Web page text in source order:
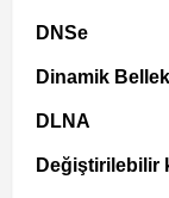
DNSe
Dinamik Bellek
DLNA
Değiştirilebilir